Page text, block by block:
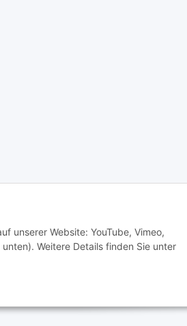
unserer Website: YouTube, Vimeo,
Weitere Details finden Sie unter